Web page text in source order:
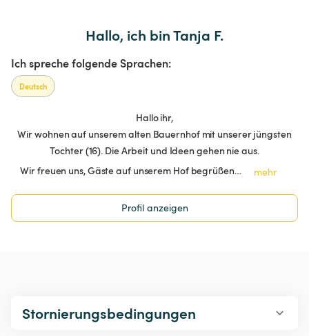
Hallo, ich bin Tanja F.
Ich spreche folgende Sprachen:
Deutsch
Hallo ihr,
Wir wohnen auf unserem alten Bauernhof mit unserer jüngsten
Tochter (16). Die Arbeit und Ideen gehen nie aus.
Wir freuen uns, Gäste auf unserem Hof begrüßen…
mehr
Profil anzeigen
Stornierungsbedingungen